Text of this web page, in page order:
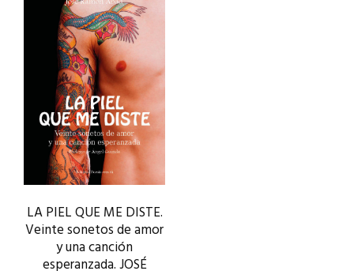
LA PIEL QUE ME DISTE.
Veinte sonetos de amor
y una canción
esperanzada. JOSÉ